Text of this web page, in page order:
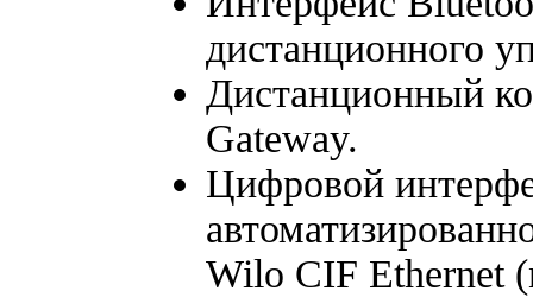
дистанционного
Дистанционный
Gateway.
Цифровой
Wilo CIF Ethernet